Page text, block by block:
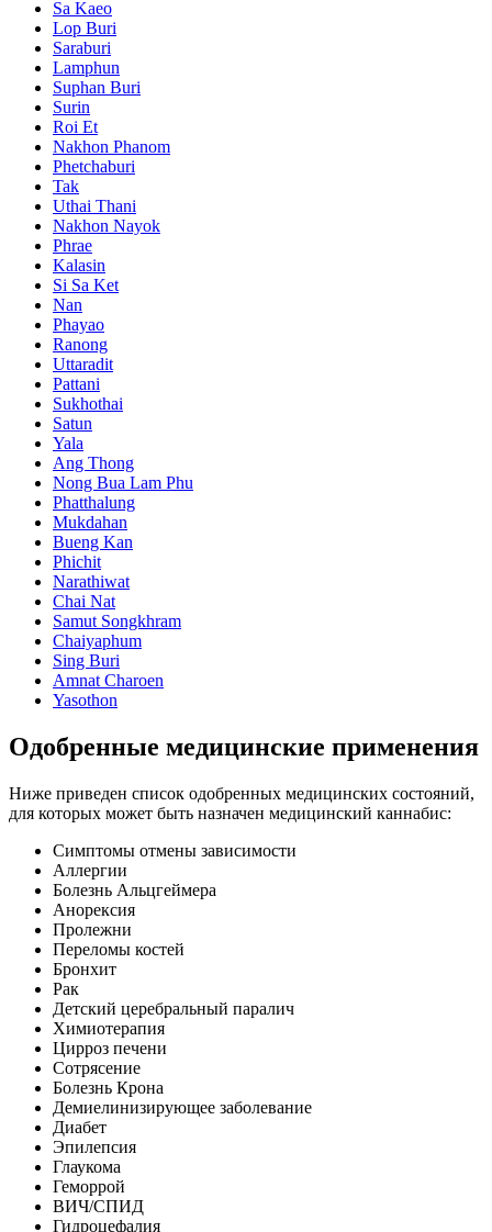
Sa Kaeo
Lop Buri
Saraburi
Lamphun
Suphan Buri
Surin
Roi Et
Nakhon Phanom
Phetchaburi
Tak
Uthai Thani
Nakhon Nayok
Phrae
Kalasin
Si Sa Ket
Nan
Phayao
Ranong
Uttaradit
Pattani
Sukhothai
Satun
Yala
Ang Thong
Nong Bua Lam Phu
Phatthalung
Mukdahan
Bueng Kan
Phichit
Narathiwat
Chai Nat
Samut Songkhram
Chaiyaphum
Sing Buri
Amnat Charoen
Yasothon
Одобренные медицинские применения
Ниже приведен список одобренных медицинских состояний,
для которых может быть назначен медицинский каннабис:
Симптомы отмены зависимости
Аллергии
Болезнь Альцгеймера
Анорексия
Пролежни
Переломы костей
Бронхит
Рак
Детский церебральный паралич
Химиотерапия
Цирроз печени
Сотрясение
Болезнь Крона
Демиелинизирующее заболевание
Диабет
Эпилепсия
Глаукома
Геморрой
ВИЧ/СПИД
Гидроцефалия